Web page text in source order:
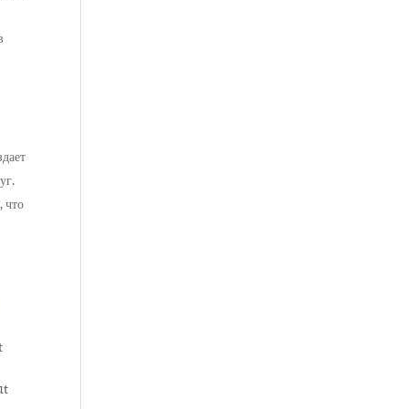
что